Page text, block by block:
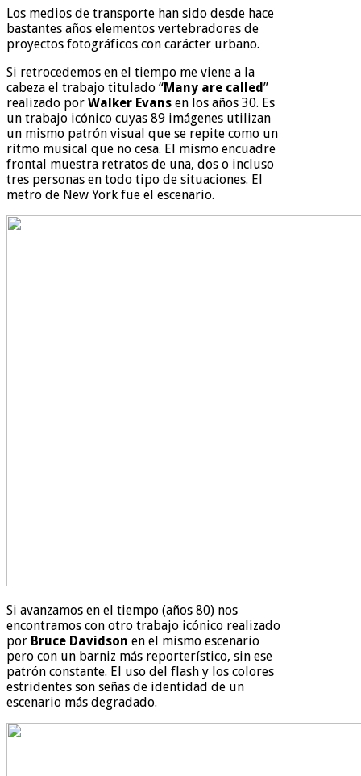
Los medios de transporte han sido desde hace
bastantes años elementos vertebradores de
proyectos fotográficos con carácter urbano.
Si retrocedemos en el tiempo me viene a la
cabeza el trabajo titulado “Many are called”
realizado por Walker Evans en los años 30. Es
un trabajo icónico cuyas 89 imágenes utilizan
un mismo patrón visual que se repite como un
ritmo musical que no cesa. El mismo encuadre
frontal muestra retratos de una, dos o incluso
tres personas en todo tipo de situaciones. El
metro de New York fue el escenario.
Si avanzamos en el tiempo (años 80) nos
encontramos con otro trabajo icónico realizado
por Bruce Davidson en el mismo escenario
pero con un barniz más reporterístico, sin ese
patrón constante. El uso del flash y los colores
estridentes son señas de identidad de un
escenario más degradado.